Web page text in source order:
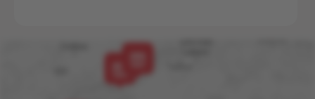
České Velenice
České Velenice 670, České
378 10